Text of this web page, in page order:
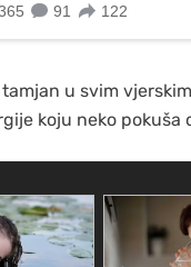
u svim
koju neko pokuša